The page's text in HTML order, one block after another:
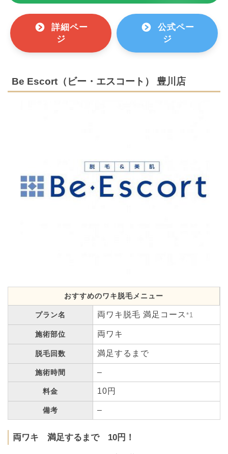
詳細ペー
ジ
公式ペー
ジ
Be Escort（ビー・エスコート） 豊川店
おすすめのワキ脱毛メニュー
プラン名 両ワキ脱毛 満足コース *1
施術部位 両ワキ
脱毛回数 満足するまで
施術時間 –
料金 10円
備考 –
両ワキ 満足するまで 10円！